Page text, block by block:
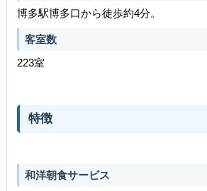
博多駅博多口から徒歩約4分。
客室数
223室
特徴
和洋朝食サービス